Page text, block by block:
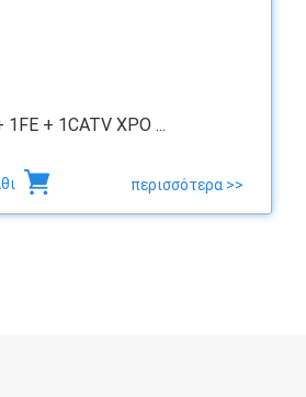
1FE + 1CATV XPO ...
περισσότερα >>